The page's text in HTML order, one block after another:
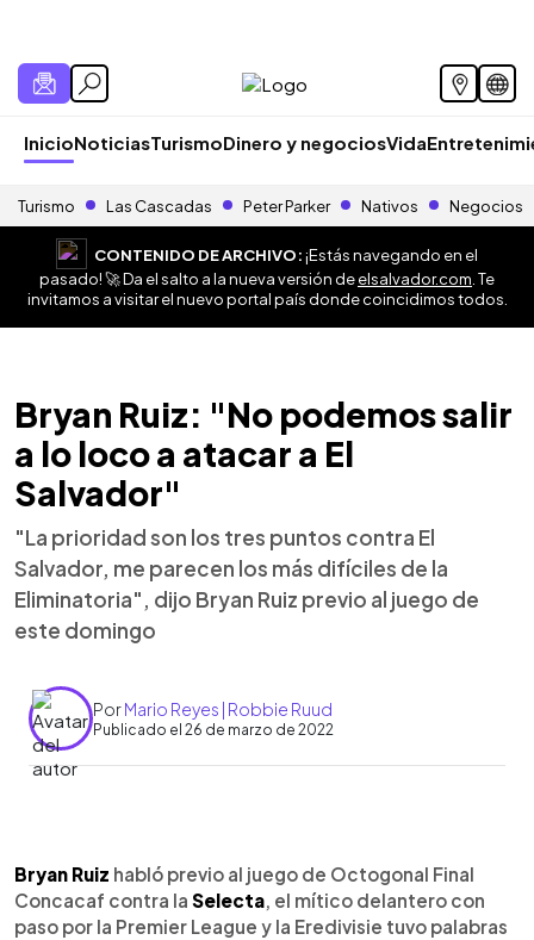
InicioNoticiasTurismoDinero y negociosVida
Turismo Las Cascadas Peter Parker Nativos Negocios
CONTENIDO DE ARCHIVO:¡Estás navegando en el
pasado! 🚀 Da el salto a la nueva versión deelsalvador.com . Te
invitamos a visitar el nuevo portal país donde coincidimos todos.
Bryan Ruiz: "No podemos salir
a lo loco a atacar a El
Salvador"
"La prioridad son los tres puntos contra El
Salvador, me parecen los más difíciles de la
Eliminatoria", dijo Bryan Ruiz previo al juego de
este domingo
PorMario Reyes | Robbie Ruud
Publicado el 26 de marzo de 2022
► Escuchar artículo
Bryan Ruiz habló previo al juego de Octogonal Final
Concacaf contra la Selecta, el mítico delantero con
paso por la Premier League y la Eredivisie tuvo palabras